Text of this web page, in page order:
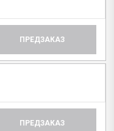
ПРЕДЗАКАЗ
ПРЕДЗАКАЗ